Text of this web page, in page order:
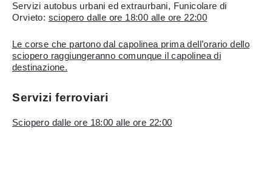
Servizi autobus urbani ed extraurbani, Funicolare di
Orvieto: sciopero dalle ore 18:00 alle ore 22:00
Le corse che partono dal capolinea prima dell’orario dello
sciopero raggiungeranno comunque il capolinea di
destinazione.
Servizi ferroviari
Sciopero dalle ore 18:00 alle ore 22:00